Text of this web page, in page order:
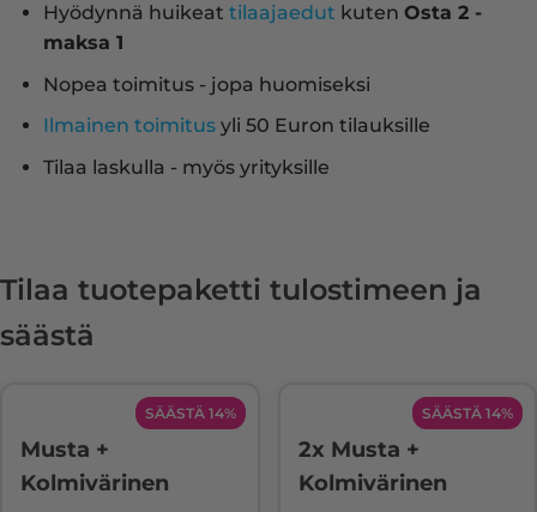
Hyödynnä huikeat tilaajaedut kuten Osta 2 -
maksa 1
Nopea toimitus - jopa huomiseksi
Ilmainen toimitusyli 50 Euron tilauksille
Tilaa laskulla - myös yrityksille
Tilaa tuotepaketti tulostimeen ja
säästä
SÄÄSTÄ 14%
Musta +
Kolmivärinen
SÄÄSTÄ 14%
2x Musta +
Kolmivärinen